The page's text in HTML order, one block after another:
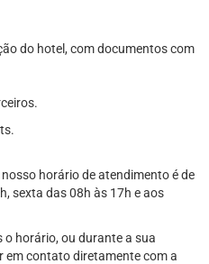
do hotel, com documentos com
horário de atendimento é de
sexta das 08h às 17h e aos
o horário, ou durante a sua
em contato diretamente com a